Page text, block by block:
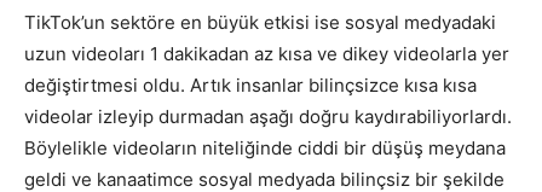
TikTok’un sektöre en büyük etkisi ise sosyal medyadaki
uzun videoları 1 dakikadan az kısa ve dikey videolarla yer
değiştirtmesi oldu. Artık insanlar bilinçsizce kısa kısa
videolar izleyip durmadan aşağı doğru kaydırabiliyorlardı.
Böylelikle videoların niteliğinde ciddi bir düşüş meydana
geldi ve kanaatimce sosyal medyada bilinçsiz bir şekilde